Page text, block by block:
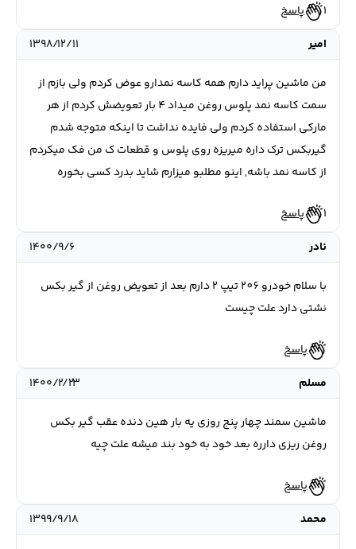
1
پاسخ
امیر
۱۳۹۸/۱۲/۱۱
من ماشین پراید دارم همه کاسه نمدارو عوض کردم ولی بازم از
سمت کاسه نمد پلوس روغن میداد 4 بار تعویضش کردم از هر
مارکی استفاده کردم ولی فایده نداشت تا اینکه متوجه شدم
گیربکس ترک داره میریزه روی پلوس و قطعات ک من فک میکردم
از کاسه نمد باشه, اینو مطلبو میزارم شاید بدرد کسی بخوره
1
پاسخ
نادر
۱۴۰۰/۹/۶
با سلام خودرو 206 تیپ 2 دارم بعد از تعویض روغن از گیر بکس
نشتی دارد علت چیست
پاسخ
مسلم
۱۴۰۰/۲/۲۳
ماشین سمند چهار پنج روزی یه بار هین دنده عقب گیر بکس
روغن ریزی دارره بعد خود به خود بند میشه علت چیه
پاسخ
محمد
۱۳۹۹/۹/۱۸